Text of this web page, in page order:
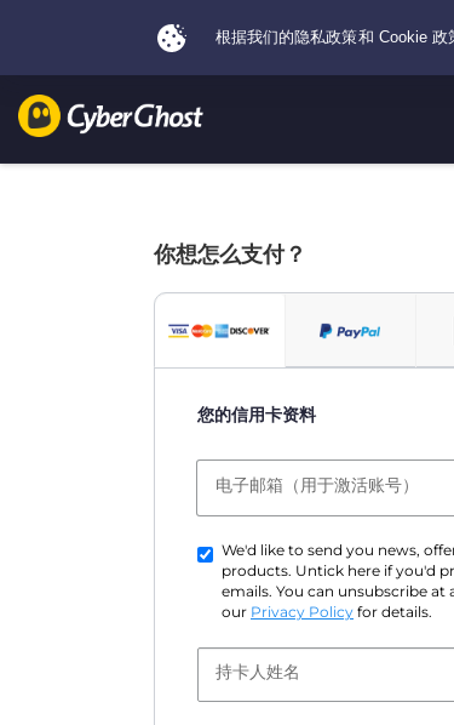
你想怎么支付？
您的信用卡资料
电子邮箱（用于激活账号）
We'd like to send you news,
products. Untick here if you'd
emails. You can unsubscribe at
our Privacy Policy for details.
持卡人姓名